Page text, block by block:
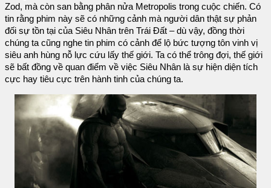
Zod, mà còn san bằng phân nửa Metropolis trong cuộc chiến. Có
tin rằng phim này sẽ có những cảnh mà người dân thật sự phản
đối sự tồn tại của Siêu Nhân trên Trái Đất – dù vậy, đồng thời
chúng ta cũng nghe tin phim có cảnh để lộ bức tượng tôn vinh vị
siêu anh hùng nỗ lực cứu lấy thế giới. Ta có thể trông đợi, thế giới
sẽ bất đồng về quan điểm về việc Siêu Nhân là sự hiện diện tích
cực hay tiêu cực trên hành tinh của chúng ta.